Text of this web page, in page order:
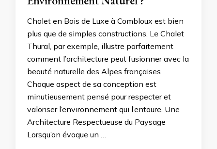
Chalet en Bois de Luxe à Combloux est bien
plus que de simples constructions. Le Chalet
Thural, par exemple, illustre parfaitement
comment l’architecture peut fusionner avec la
beauté naturelle des Alpes françaises.
Chaque aspect de sa conception est
minutieusement pensé pour respecter et
valoriser l’environnement qui l’entoure. Une
Architecture Respectueuse du Paysage
Lorsqu’on évoque un …